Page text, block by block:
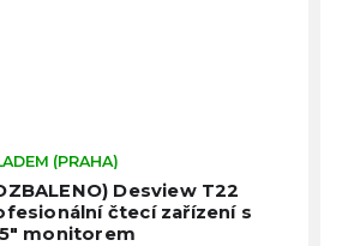
Desview T22
čtecí zařízení s
monitorem
(PRAHA)